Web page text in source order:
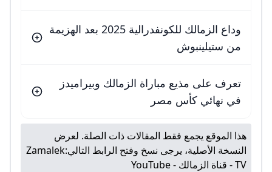
وداع الزمالك للكونفدرالية 2025 بعد الهزيمة
من ستيلينبوش
تعرف على مذيع مباراة الزمالك وبيراميدز
في نهائي كأس مصر
هذا الموقع يجمع فقط المقالات ذات الصلة. لعرض
النسخة الأصلية، يرجى نسخ وفتح الرابط التالي:Zamalek
TV - قناة الزمالك - YouTube